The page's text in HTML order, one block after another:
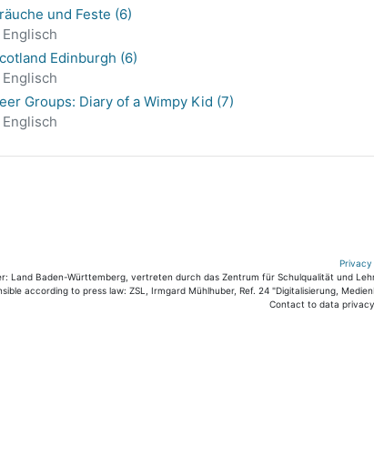
und Feste (6)
Englisch
Edinburgh (6)
Englisch
Groups: Diary of a Wimpy Kid (7)
Englisch
Privacy
Land Baden-Württemberg, vertreten durch das Zentrum für Schulqualität und
according to press law: ZSL, Irmgard Mühlhuber, Ref. 24 "Digitalisierung,
Contact to data